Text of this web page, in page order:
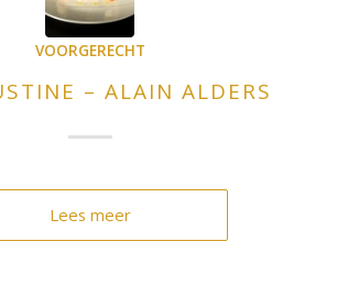
VOORGERECHT
– ALAIN ALDERS
Lees meer